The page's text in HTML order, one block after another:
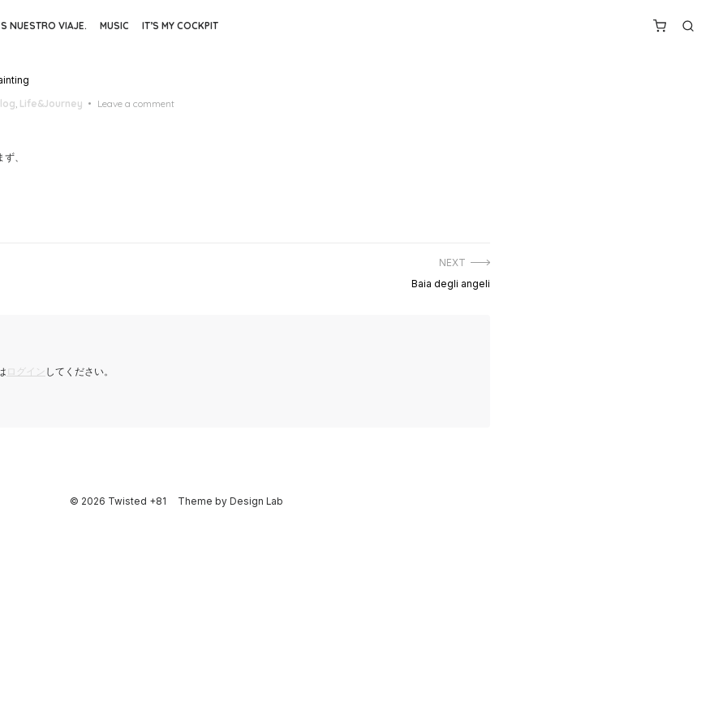
NUESTRO VIAJE. MUSIC IT’S MY COCKPIT
, Life&Journey Leave a comment
、
NEXT
Next
Baia degli angeli
ログイン してください。
© 2026 Twisted +81 Theme by Design Lab